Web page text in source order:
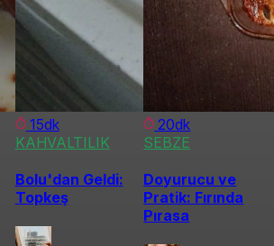
15dk
KAHVALTILIK
Bolu'dan Geldi:
Topkeş
20dk
SEBZE
Doyurucu ve
Pratik: Fırında
Pırasa